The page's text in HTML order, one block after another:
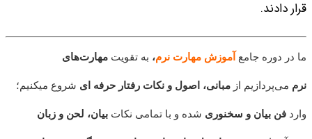
قرار دادند.
ما در دوره جامع آموزش مهارت نرم، به تقویت مهارت‌های
نرم می‌پردازیم از مبانی، اصول و نکات رفتار حرفه ای شروع میکنیم؛
وارد فن بیان و سخنوری شده و با تمامی نکات بیان، لحن و زبان